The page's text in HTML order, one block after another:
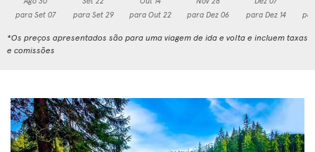
para Set 07
para Set 29
para Out 22
para Dez 06
para Dez 14
*Os preços apresentados são para uma viagem de ida e volta e incluem taxas
e comissões